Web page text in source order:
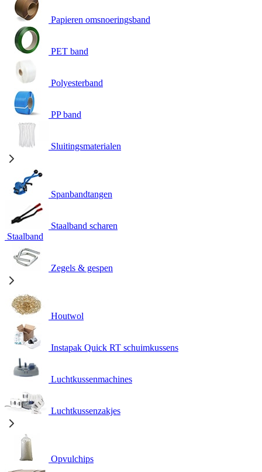
Papieren omsnoeringsband
PET band
Polyesterband
PP band
Sluitingsmaterialen
Spanbandtangen
Staalband scharen
Staalband
Zegels & gespen
Houtwol
Instapak Quick RT schuimkussens
Luchtkussenmachines
Luchtkussenzakjes
Opvulchips